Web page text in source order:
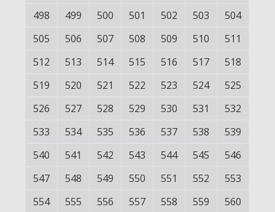
498 499 500 501 502 503
504
505
506 507 508 509 510
511
512
513 514 515 516 517
518
519
520 521 522 523 524
525
526
527 528 529 530 531
532
533
534 535 536 537 538
539
540
541 542 543 544 545
546
547
548 549 550 551 552
553
554
555 556 557 558 559
560